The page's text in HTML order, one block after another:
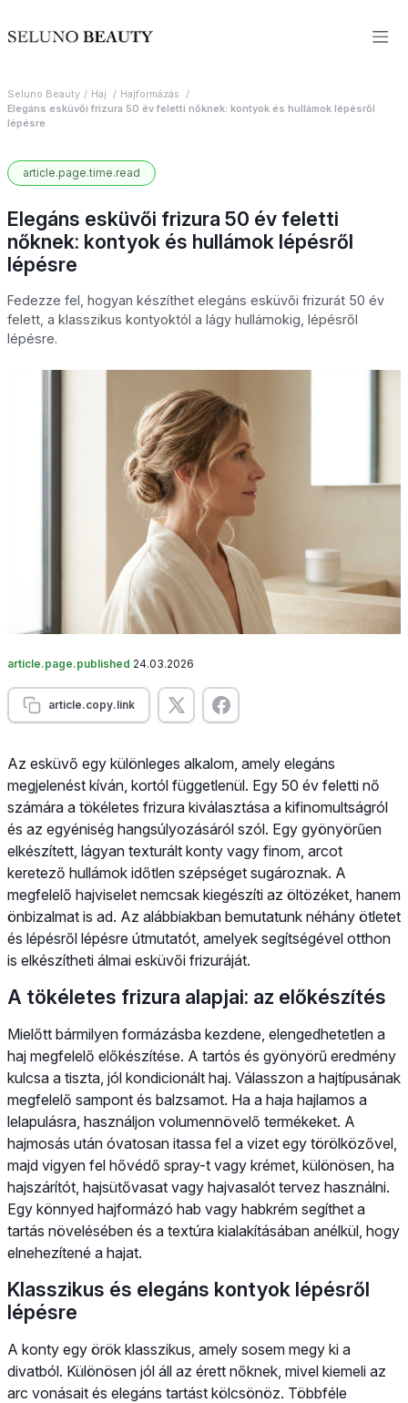
Seluno Beauty Haj
Hajformázás
Elegáns esküvői frizura 50 év feletti nőknek: kontyok és hullámok lépésről
lépésre
article.page.time.read
Elegáns esküvői frizura 50 év feletti
nőknek: kontyok és hullámok lépésről
lépésre
Fedezze fel, hogyan készíthet elegáns esküvői frizurát 50 év
felett, a klasszikus kontyoktól a lágy hullámokig, lépésről
lépésre.
article.page.published 24.03.2026
article.copy.link
Az esküvő egy különleges alkalom, amely elegáns
megjelenést kíván, kortól függetlenül. Egy 50 év feletti nő
számára a tökéletes frizura kiválasztása a kifinomultságról
és az egyéniség hangsúlyozásáról szól. Egy gyönyörűen
elkészített, lágyan texturált konty vagy finom, arcot
keretező hullámok időtlen szépséget sugároznak. A
megfelelő hajviselet nemcsak kiegészíti az öltözéket, hanem
önbizalmat is ad. Az alábbiakban bemutatunk néhány ötletet
és lépésről lépésre útmutatót, amelyek segítségével otthon
is elkészítheti álmai esküvői frizuráját.
A tökéletes frizura alapjai: az előkészítés
Mielőtt bármilyen formázásba kezdene, elengedhetetlen a
haj megfelelő előkészítése. A tartós és gyönyörű eredmény
kulcsa a tiszta, jól kondicionált haj. Válasszon a hajtípusának
megfelelő sampont és balzsamot. Ha a haja hajlamos a
lelapulásra, használjon volumennövelő termékeket. A
hajmosás után óvatosan itassa fel a vizet egy törölközővel,
majd vigyen fel hővédő spray-t vagy krémet, különösen, ha
hajszárítót, hajsütővasat vagy hajvasalót tervez használni.
Egy könnyed hajformázó hab vagy habkrém segíthet a
tartás növelésében és a textúra kialakításában anélkül, hogy
elnehezítené a hajat.
Klasszikus és elegáns kontyok lépésről
lépésre
A konty egy örök klasszikus, amely sosem megy ki a
divatból. Különösen jól áll az érett nőknek, mivel kiemeli az
arc vonásait és elegáns tartást kölcsönöz. Többféle